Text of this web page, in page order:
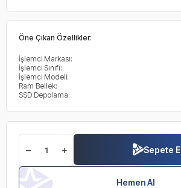
Öne Çıkan Özellikler:
İşlemci Markası:
İşlemci Sınıfı:
İşlemci Modeli:
Ram Bellek:
SSD Depolama:
Sepete
Hemen Al